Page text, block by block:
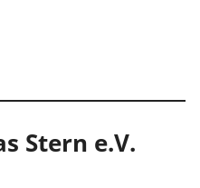
Stern e.V.